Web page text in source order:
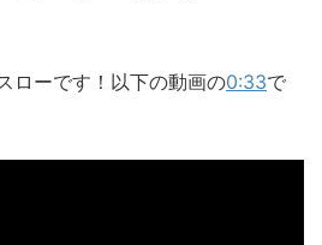
ローです！以下の動画の0:33で